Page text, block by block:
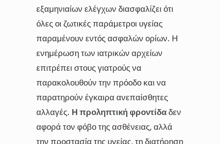
εξαμηνιαίων ελέγχων διασφαλίζει ότι
όλες οι ζωτικές παράμετροι υγείας
παραμένουν εντός ασφαλών ορίων. Η
ενημέρωση των ιατρικών αρχείων
επιτρέπει στους γιατρούς να
παρακολουθούν την πρόοδο και να
παρατηρούν έγκαιρα ανεπαίσθητες
αλλαγές. Η προληπτική φροντίδαδεν
αφορά τον φόβο της ασθένειας, αλλά
την προστασία της υγείας, τη διατήρηση